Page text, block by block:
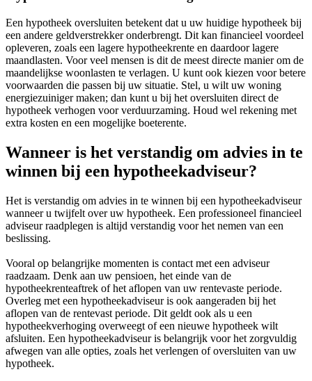
Een hypotheek oversluiten betekent dat u uw huidige hypotheek bij
een andere geldverstrekker onderbrengt. Dit kan financieel voordeel
opleveren, zoals een lagere hypotheekrente en daardoor lagere
maandlasten. Voor veel mensen is dit de meest directe manier om de
maandelijkse woonlasten te verlagen. U kunt ook kiezen voor betere
voorwaarden die passen bij uw situatie. Stel, u wilt uw woning
energiezuiniger maken; dan kunt u bij het oversluiten direct de
hypotheek verhogen voor verduurzaming. Houd wel rekening met
extra kosten en een mogelijke boeterente.
Wanneer is het verstandig om advies in te
winnen bij een hypotheekadviseur?
Het is verstandig om advies in te winnen bij een hypotheekadviseur
wanneer u twijfelt over uw hypotheek. Een professioneel financieel
adviseur raadplegen is altijd verstandig voor het nemen van een
beslissing.
Vooral op belangrijke momenten is contact met een adviseur
raadzaam. Denk aan uw pensioen, het einde van de
hypotheekrenteaftrek of het aflopen van uw rentevaste periode.
Overleg met een hypotheekadviseur is ook aangeraden bij het
aflopen van de rentevast periode. Dit geldt ook als u een
hypotheekverhoging overweegt of een nieuwe hypotheek wilt
afsluiten. Een hypotheekadviseur is belangrijk voor het zorgvuldig
afwegen van alle opties, zoals het verlengen of oversluiten van uw
hypotheek.